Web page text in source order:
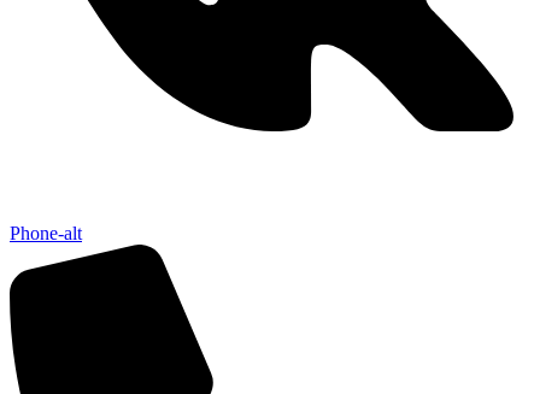
Phone-alt